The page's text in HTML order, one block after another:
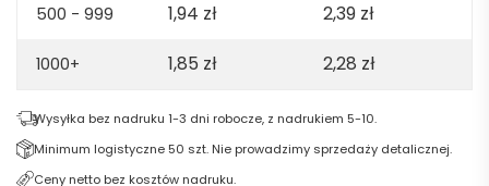
500 - 999 1,94 zł 2,39 zł
1000+ 1,85 zł 2,28 zł
Wysyłka bez nadruku 1-3 dni robocze, z nadrukiem 5-10.
Minimum logistyczne 50 szt. Nie prowadzimy sprzedaży detalicznej.
Ceny netto bez kosztów nadruku.